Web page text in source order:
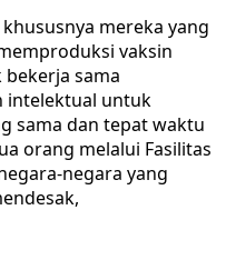
mereka yang
vaksin
bekerja sama
intelektual untuk
sama dan tepat waktu
orang melalui Fasilitas
negara yang